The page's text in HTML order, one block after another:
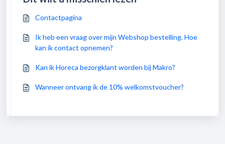
Contactpagina
Ik heb een vraag over mijn Webshop bestelling. Hoe
kan ik contact opnemen?
Kan ik Horeca bezorgklant worden bij Makro?
Wanneer ontvang ik de 10% welkomstvoucher?